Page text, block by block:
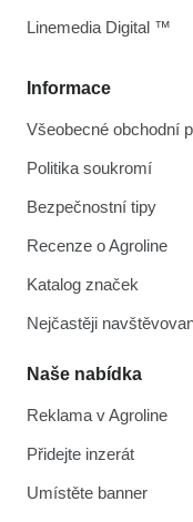
Informace
Všeobecné obchodní
Politika soukromí
Bezpečnostní tipy
Recenze o Agroline
Katalog značek
Nejčastěji
Naše nabídka
Reklama v Agroline
Přidejte inzerát
Umístěte banner
Linemedia Digital ™